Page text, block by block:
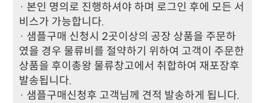
· 본인 명의로 진행하셔야 하며 로그인 후에 모든 서
비스가 가능합니다.
· 샘플구매 신청시 2곳이상의 공장 상품을 주문하
였을 경우 물류비를 절약하기 위하여 고객이 주문한
상품을 후이총왕 물류창고에서 취합하여 재포장후
발송됩니다.
· 샘플구매신청후 고객님께 견적 발송하게 됩니다.